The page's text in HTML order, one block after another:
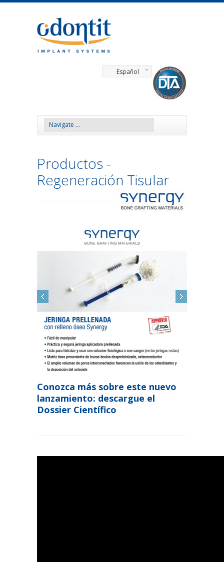
Español
Productos -
Regeneración Tisular
Conozca más sobre este nuevo
lanzamiento: descargue el
Dossier Científico